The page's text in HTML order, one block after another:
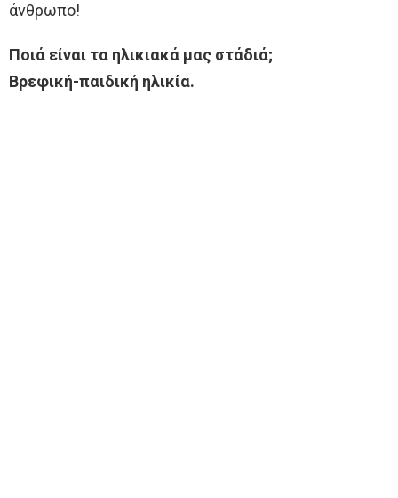
άνθρωπο!
Ποιά είναι τα ηλικιακά μας στάδιά;
Βρεφική-παιδική ηλικία.